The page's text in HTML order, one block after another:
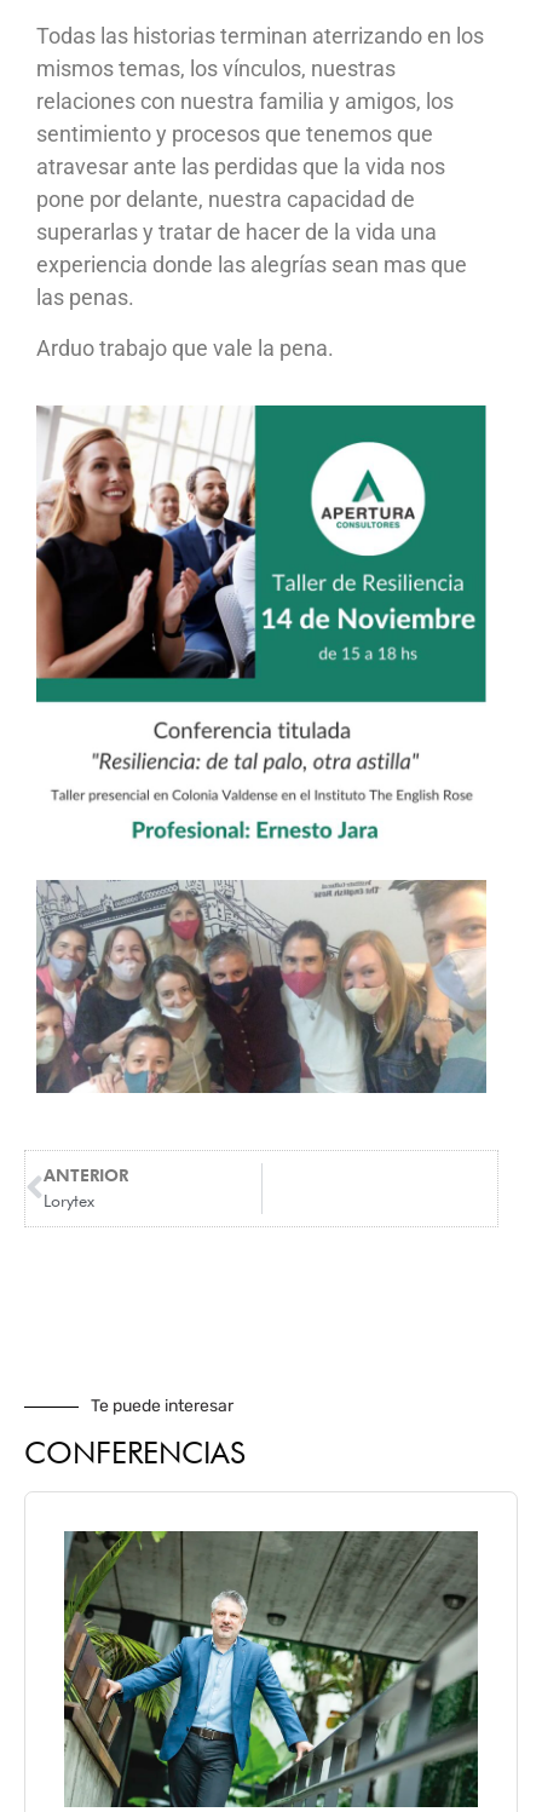
Todas las historias terminan aterrizando en los
mismos temas, los vínculos, nuestras
relaciones con nuestra familia y amigos, los
sentimiento y procesos que tenemos que
atravesar ante las perdidas que la vida nos
pone por delante, nuestra capacidad de
superarlas y tratar de hacer de la vida una
experiencia donde las alegrías sean mas que
las penas.
Arduo trabajo que vale la pena.
ANTERIOR
Lorytex
Te puede interesar
CONFERENCIAS